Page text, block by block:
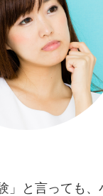
」と言っても